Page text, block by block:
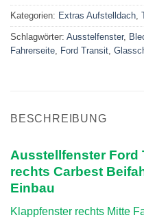
Kategorien: Extras Aufstelldach
Schlagwörter: Ausstelfenster,
Fahrerseite
Ford Transit
BESCHREIBUNG
Ausstellfenster Ford
rechts Carbest
Einbau
Klappfenster rechts Mitte